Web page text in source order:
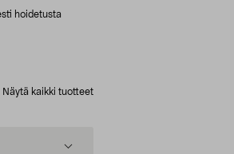
hoidetusta
Näytä kaikki tuotteet